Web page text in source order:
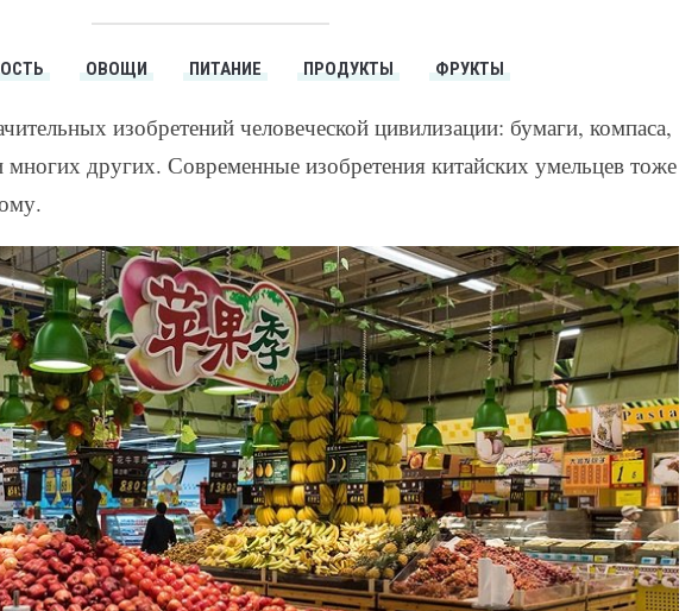
ОВОЩИ ПИТАНИЕ ПРОДУКТЫ ФРУКТЫ
изобретений человеческой цивилизации: бумаги, компаса,
многих других. Современные изобретения китайских умельцев тоже